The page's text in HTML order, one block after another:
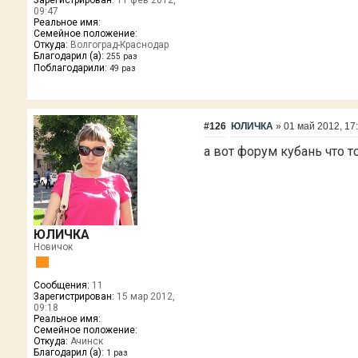
09:47
Реальное имя:
Семейное положение:
Откуда: Волгоград-Краснодар
Благодарил (а): 255 раз
Поблагодарили: 49 раз
ЮЛИЧКА
Новичок
Сообщения: 11
Зарегистрирован: 15 мар 2012,
09:18
Реальное имя:
Семейное положение:
Откуда: Ачинск
Благодарил (а): 1 раз
#126 ЮЛИЧКА »01 май 2012,
а вот форум кубань что